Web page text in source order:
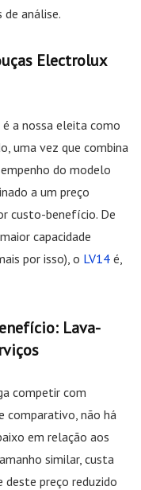
de análise.
Electrolux
é a nossa eleita como
uma vez que combina
do modelo
a um preço
custo-benefício. De
capacidade
por isso), o LV14 é,
Lava-
competir com
comparativo, não há
em relação aos
similar, custa
deste preço reduzido